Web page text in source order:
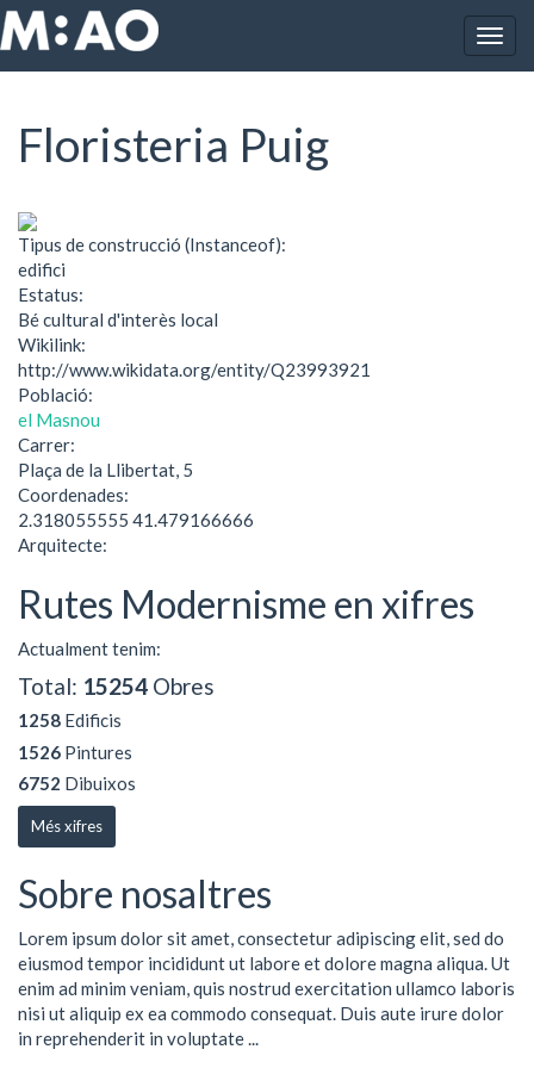
Vés al contingut
Inici Floristeria Puig
Floristeria Puig
Tipus de construcció (Instanceof):
edifici
Estatus:
Bé cultural d'interès local
Wikilink:
http://www.wikidata.org/entity/Q23993921
Població:
el Masnou
Carrer:
Plaça de la Llibertat, 5
Coordenades:
2.318055555 41.479166666
Arquitecte:
Rutes Modernisme en xifres
Actualment tenim:
Total: 15254 Obres
1258 Edificis
1526 Pintures
6752 Dibuixos
Més xifres
Sobre nosaltres
Lorem ipsum dolor sit amet, consectetur adipiscing elit, sed do
eiusmod tempor incididunt ut labore et dolore magna aliqua. Ut
enim ad minim veniam, quis nostrud exercitation ullamco laboris
nisi ut aliquip ex ea commodo consequat. Duis aute irure dolor
in reprehenderit in voluptate ...